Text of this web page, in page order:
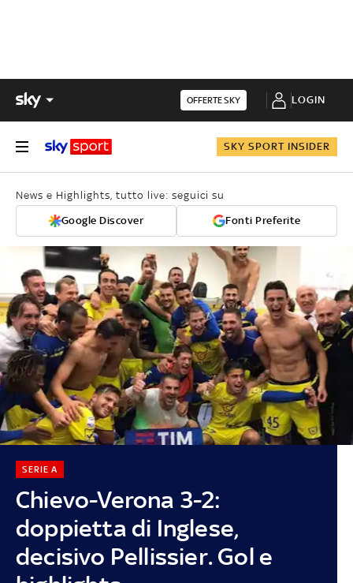
OFFERTE SKY LOGIN
SKY SPORT INSIDER
News e Highlights, tutto live: seguici su
Google Discover Fonti Preferite
Chievo-Verona 3-2:
doppietta di Inglese,
decisivo Pellissier. Gol e
SERIE A